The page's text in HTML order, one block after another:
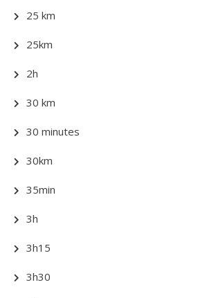
25 km
25km
2h
30 km
30 minutes
30km
35min
3h
3h15
3h30